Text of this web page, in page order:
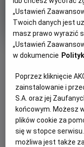
OBSERWUJ
tytuł
Cats
Czas
84
PREMIERA
29 maja 2021
REŻYSERIA
Sean McNamara
OBSADA
OPIS FILMU
Mija 10 lat od
„Ustawień
Twoich danych jest
masz prawo wyrazić
„Ustawień
w dokumencie
Poprzez kliknięcie
zainstalowanie i
S.A. oraz jej
końcowym. Możesz
plików cookie za
się w stopce
możliwa jest także